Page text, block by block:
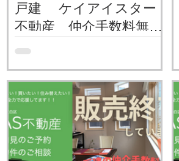
戸建 ケイアイスター
不動産 仲介手数料無
料・０円でご紹介
【販売開始】名古屋市名東区極楽
紹介！ 名古屋市名東区極楽エリア
にて ケイアイスター不動産さん
の新築分譲住宅・２棟が販売開始
となりました。 堂々完成しており
ますので、実際の陽当たりや間取
りの使い勝手をすぐにご確認いた